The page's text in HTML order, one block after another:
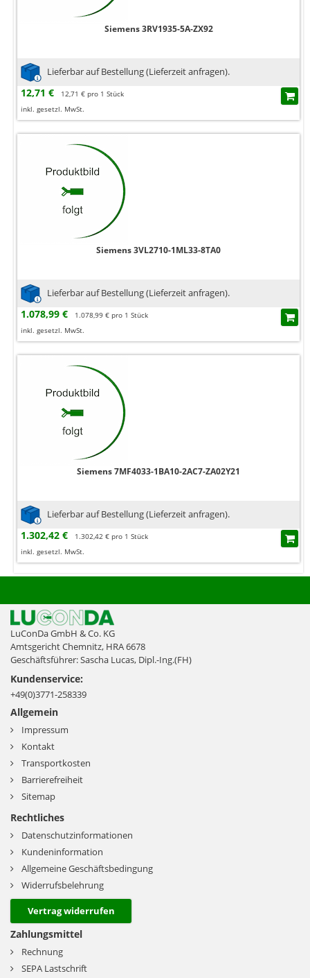
Siemens 3RV1935-5A-ZX92
Lieferbar auf Bestellung (Lieferzeit anfragen).
12,71 €
12,71 € pro 1 Stück
inkl. gesetzl. MwSt.
Siemens 3VL2710-1ML33-8TA0
Lieferbar auf Bestellung (Lieferzeit anfragen).
1.078,99 €
1.078,99 € pro 1 Stück
inkl. gesetzl. MwSt.
Siemens 7MF4033-1BA10-2AC7-ZA02Y21
Lieferbar auf Bestellung (Lieferzeit anfragen).
1.302,42 €
1.302,42 € pro 1 Stück
inkl. gesetzl. MwSt.
LuConDa GmbH & Co. KG
Amtsgericht Chemnitz, HRA 6678
Geschäftsführer: Sascha Lucas, Dipl.-Ing.(FH)
Kundenservice:
+49(0)3771-258339
Allgemein
Impressum
Kontakt
Transportkosten
Barrierefreiheit
Sitemap
Rechtliches
Datenschutzinformationen
Kundeninformation
Allgemeine Geschäftsbedingung
Widerrufsbelehrung
Vertrag widerrufen
Zahlungsmittel
Rechnung
SEPA Lastschrift